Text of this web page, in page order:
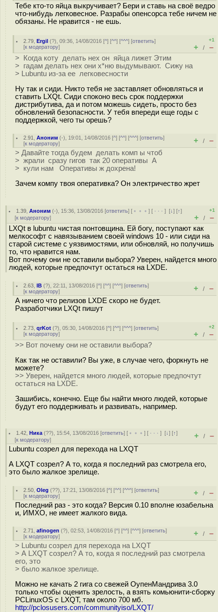
Тебе кто-то яйца выкручивает? Бери и ставь на своё ведро
что-нибудь легковесное. Разрабы опенсорса тебе ничем не
обязаны. Не нравится - не ешь.
2.79 ,Ergil (?), 09:36, 14/08/2016 [^] [^^] [^^^] [ответить]
[к модератору]
+1
+ / –
> Когда коту делать нех он яйца лижет Этим
> гадам делать нех они х*ню выдумывают. Сижу на
> Lubuntu из-за ее легковесности
Ну так и сиди. Никто тебя не заставляет обновляться и
ставить LXQt. Сиди споконо весь срок поддержки
дистрибутива, да и потом можешь сидеть, просто без
обновлений безопасности. У тебя впереди еще годы с
поддержкой, чего ты орешь?
2.91 ,Аноним (-), 19:01, 14/08/2016 [^] [^^] [^^^] [ответить]
[к модератору] + / –
> Давайте тогда будем делать комп ы чтоб
> жрали сразу гигов так 20 оперативы А
> кули нам Оперативы ж дохрена!
Зачем компу твоя оперативка? Он электричество жрет
1.39 ,Аноним (-), 15:36, 13/08/2016 [ответить] [ ﹢﹢﹢] [ · · ·][↓] [↑]
[к модератору]
+1
+ / –
LXQt в lubuntu чистая понтовщина. Ей богу, поступают как
мелкософт с навязыванием своей windows 10 - или сиди на
старой системе с уязвимостями, или обновляй, но получишь
то, что нравится нам.
Вот почему они не оставили выбора? Уверен, найдется много
людей, которые предпочтут остаться на LXDE.
2.63 ,IB (?), 22:11, 13/08/2016 [^] [^^] [^^^] [ответить]
[к модератору] + / –
А ничего что релизов LXDE скоро не будет.
Разработчики LXQt пишут
2.73 ,qrKot (?), 05:30, 14/08/2016 [^] [^^] [^^^] [ответить]
[к модератору]
+2
+ / –
>> Вот почему они не оставили выбора?
Как так не оставили? Вы уже, в случае чего, форкнуть не
можете?
>> Уверен, найдется много людей, которые предпочтут
остаться на LXDE.
Зашибись, конечно. Еще бы найти много людей, которые
будут его поддерживать и развивать, например.
1.42 ,Ника (??), 15:54, 13/08/2016 [ответить] [ ﹢﹢﹢] [ · · ·][↓] [↑]
[к модератору] + / –
Lubuntu созрел для перехода на LXQT
А LXQT созрел? А то, когда я последний раз смотрела его,
это было жалкое зрелище.
2.50 ,Oleg (??), 17:21, 13/08/2016 [^] [^^] [^^^] [ответить]
[к модератору] + / –
Последний раз - это когда? Версия 0.10 вполне юзабельна
и, ИМХО, не имеет жалкого вида.
2.71 ,afinogen (?), 02:53, 14/08/2016 [^] [^^] [^^^] [ответить]
[к модератору] + / –
> Lubuntu созрел для перехода на LXQT
> А LXQT созрел? А то, когда я последний раз смотрела
его, это
> было жалкое зрелище.
Можно не качать 2 гига со свежей ОупенМандрива 3.0
только чтобы оценить зрелость, а взять комьюнити-сборку
PCLinuxOS с LXQT, там около 700 мб.
http://pclosusers.com/communityiso/LXQT/